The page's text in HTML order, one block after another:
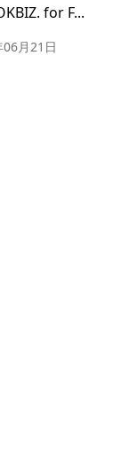
for F...
月21日